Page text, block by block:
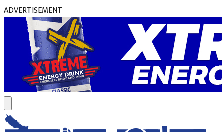
ADVERTISEMENT